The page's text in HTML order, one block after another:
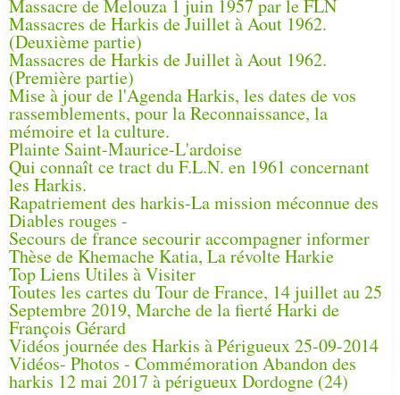
Massacre de Melouza 1 juin 1957 par le FLN
Massacres de Harkis de Juillet à Aout 1962.
(Deuxième partie)
Massacres de Harkis de Juillet à Aout 1962.
(Première partie)
Mise à jour de l'Agenda Harkis, les dates de vos
rassemblements, pour la Reconnaissance, la
mémoire et la culture.
Plainte Saint-Maurice-L'ardoise
Qui connaît ce tract du F.L.N. en 1961 concernant
les Harkis.
Rapatriement des harkis-La mission méconnue des
Diables rouges -
Secours de france secourir accompagner informer
Thèse de Khemache Katia, La révolte Harkie
Top Liens Utiles à Visiter
Toutes les cartes du Tour de France, 14 juillet au 25
Septembre 2019, Marche de la fierté Harki de
François Gérard
Vidéos journée des Harkis à Périgueux 25-09-2014
Vidéos- Photos - Commémoration Abandon des
harkis 12 mai 2017 à périgueux Dordogne (24)